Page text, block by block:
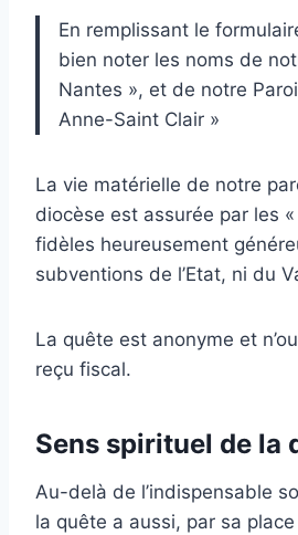
En remplissant le
bien noter les noms de
Nantes », et de notre
Anne-Saint Clair »
La vie matérielle de notre
diocèse est assurée par les
fidèles heureusement
subventions de l’Etat, ni du
La quête est anonyme et
reçu fiscal.
Sens spirituel de la
Au-delà de l’indispensable
la quête a aussi, par sa